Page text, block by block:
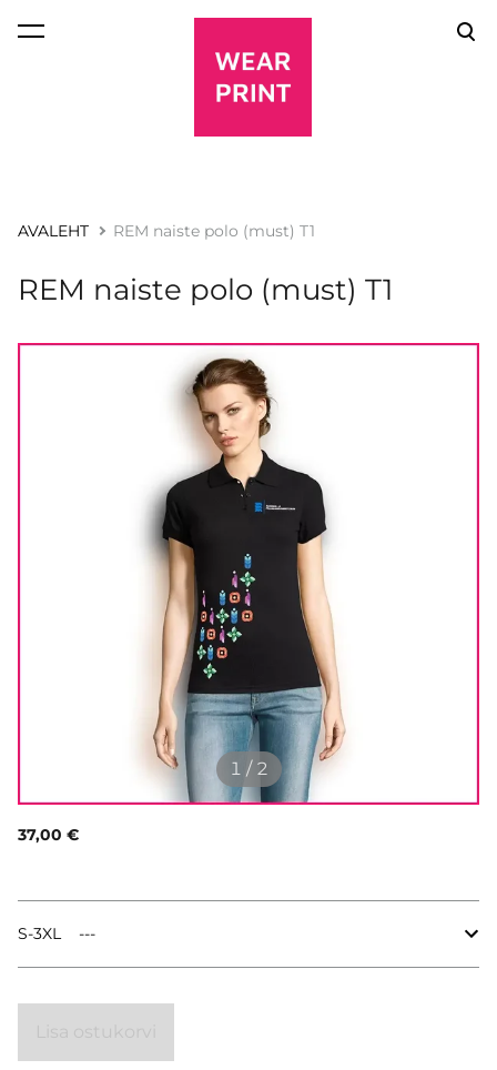
lisati ostukorvi.
AVALEHT REM naiste polo (must) T1
REM naiste polo (must) T1
1 / 2
37,00 €
S-3XL